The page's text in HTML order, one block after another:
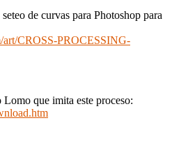
de curvas para Photoshop para
art/CROSS-PROCESSING-
que imita este proceso: